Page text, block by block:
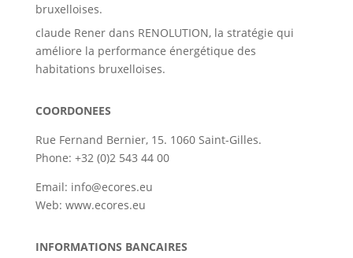
bruxelloises.
claude Renerdans RENOLUTION, la stratégie qui
améliore la performance énergétique des
habitations bruxelloises.
COORDONEES
Rue Fernand Bernier, 15. 1060 Saint-Gilles.
Phone: +32 (0)2 543 44 00
Email: info@ecores.eu
Web: www.ecores.eu
INFORMATIONS BANCAIRES